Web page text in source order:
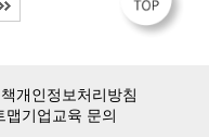
개인정보처리방침
맵기업교육 문의